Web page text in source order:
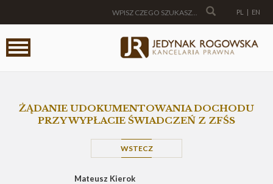
PL | EN
ŻĄDANIE UDOKUMENTOWANIA DOCHODU
PRZY WYPŁACIE ŚWIADCZEŃ Z ZFŚS
WSTECZ
Mateusz Kierok